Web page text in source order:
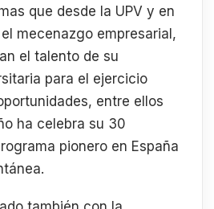
que desde la UPV y en
mecenazgo empresarial,
el talento de su
para el ejercicio
entre ellos
ha celebra su 30
pionero en España